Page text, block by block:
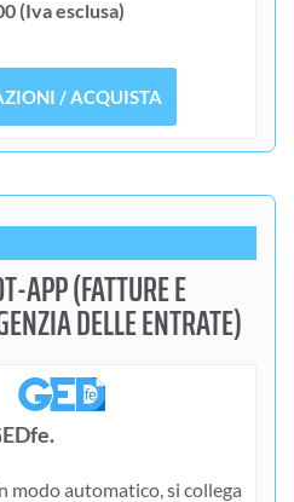
(Iva esclusa)
/ ACQUISTA
APP (FATTURE E
DELLE ENTRATE)
modo automatico, si collega